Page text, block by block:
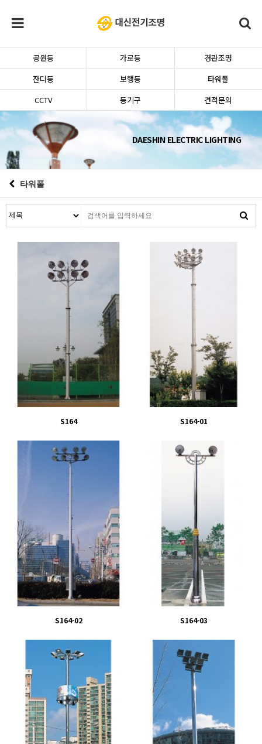
공원등 가로등
경관조명
잔디등
보행등
타워폴
CCTV
등기구 견적문의
DAESHIN ELECTRIC LIGHTING
타워폴
S164 S164-01
S164-02 S164-03